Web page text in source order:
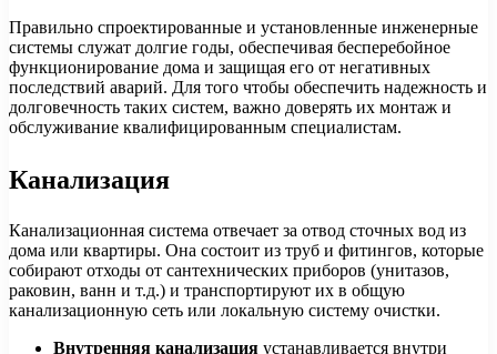
Правильно спроектированные и установленные инженерные
системы служат долгие годы, обеспечивая бесперебойное
функционирование дома и защищая его от негативных
последствий аварий. Для того чтобы обеспечить надежность и
долговечность таких систем, важно доверять их монтаж и
обслуживание квалифицированным специалистам.
Канализация
Канализационная система отвечает за отвод сточных вод из
дома или квартиры. Она состоит из труб и фитингов, которые
собирают отходы от сантехнических приборов (унитазов,
раковин, ванн и т.д.) и транспортируют их в общую
канализационную сеть или локальную систему очистки.
Внутренняя канализация устанавливается внутри